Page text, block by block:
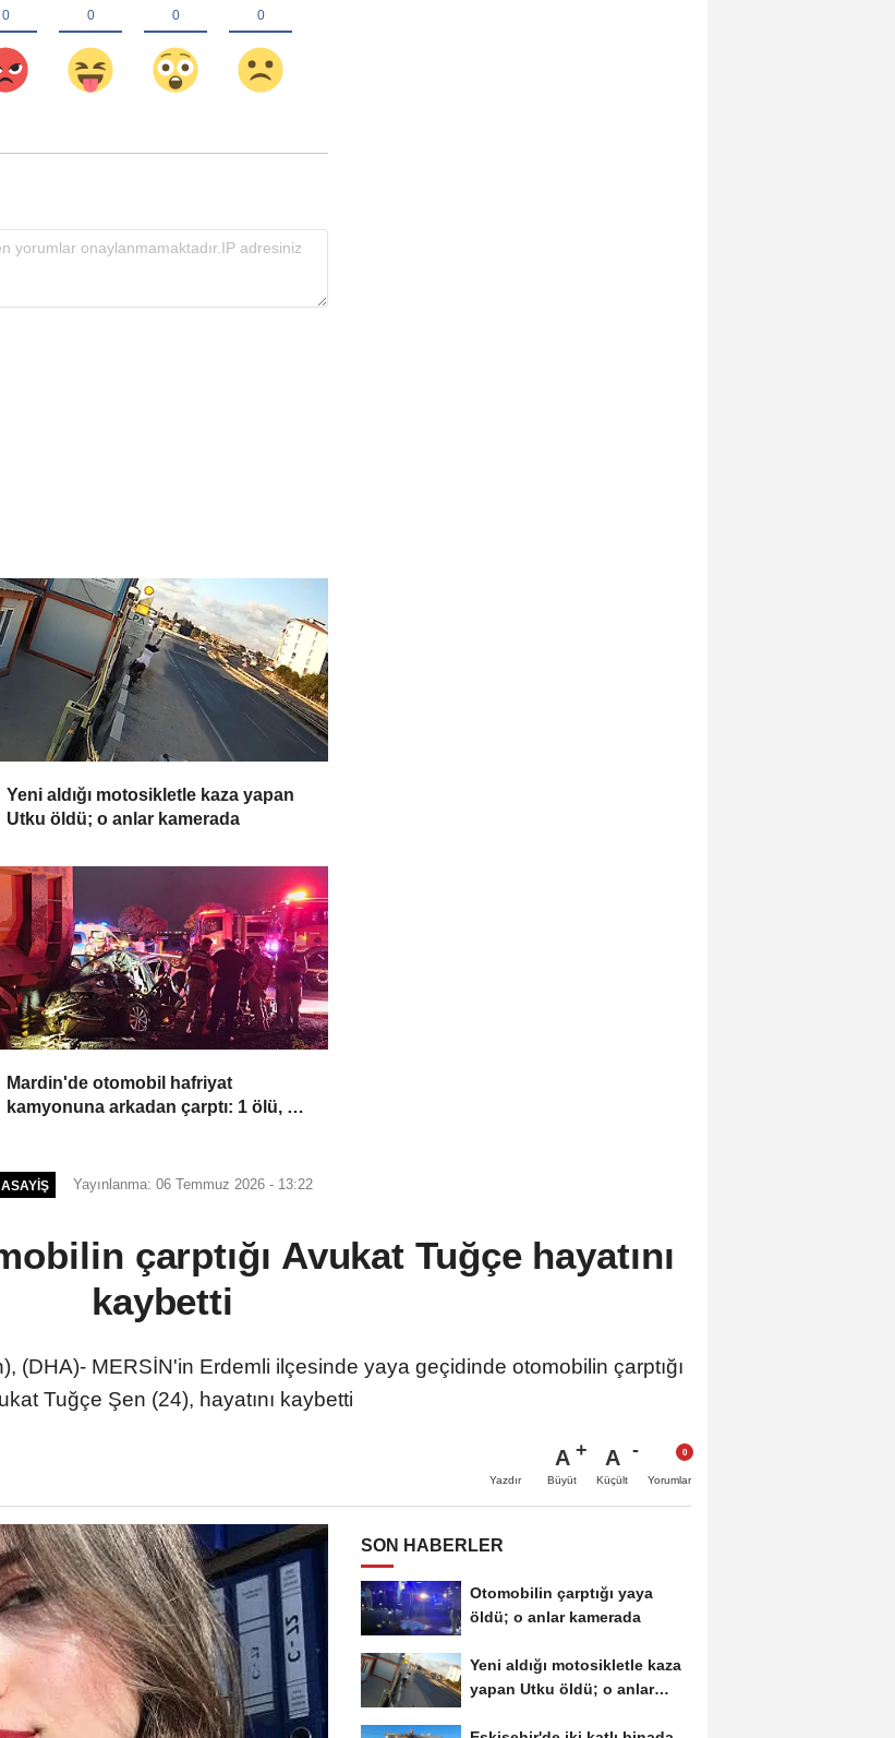
Yeni aldığı motosikletle kaza yapan
Utku öldü; o anlar kamerada
Mardin'de otomobil hafriyat
kamyonuna arkadan çarptı: 1 ölü, 2
ASAYIŞ Yayınlanma: 06 Temmuz 2026 - 13:22
çarptığı Avukat Tuğçe hayatını
kaybetti
(DHA)- MERSİN'in Erdemli ilçesinde yaya geçidinde otomobilin çarptığı
Tuğçe Şen (24), hayatını kaybetti
Yazdır
A
Büyüt
A
Küçült Yorumlar
SON HABERLER
Otomobilin çarptığı yaya
öldü; o anlar kamerada
Yeni aldığı motosikletle kaza
yapan Utku öldü; o anlar